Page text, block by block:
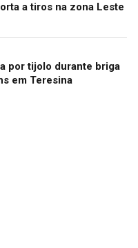
a tiros na zona Leste
por tijolo durante briga
em Teresina